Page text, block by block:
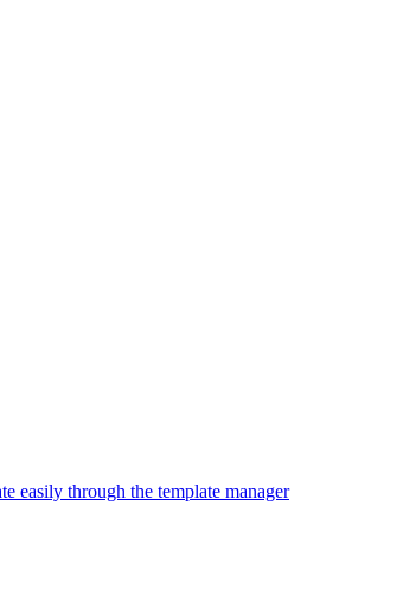
easily through the template manager